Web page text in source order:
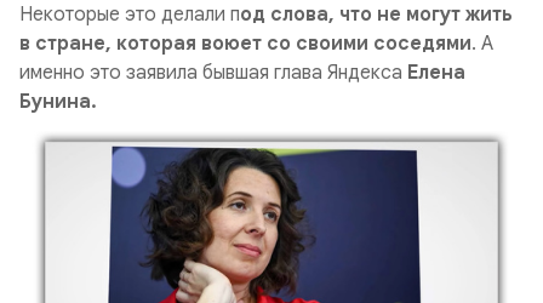
Некоторые это делали под слова, что не могут жить
в стране, которая воюет со своими соседями. А
именно это заявила бывшая глава Яндекса Елена
Бунина.